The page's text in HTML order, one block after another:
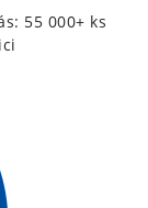
55 000+ ks